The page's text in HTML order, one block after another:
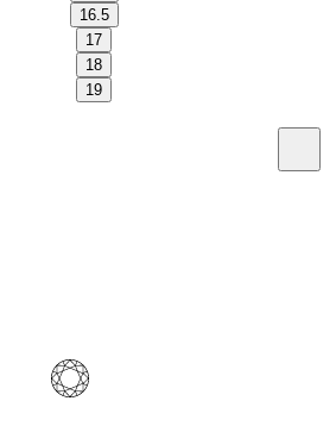
16.5
17
18
19